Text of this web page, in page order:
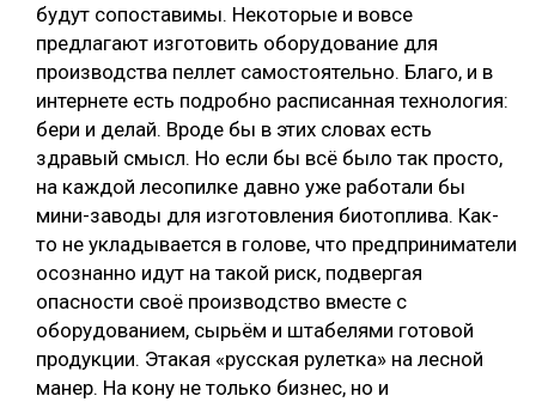
будут сопоставимы. Некоторые и вовсе
предлагают изготовить оборудование для
производства пеллет самостоятельно. Благо, и в
интернете есть подробно расписанная технология:
бери и делай. Вроде бы в этих словах есть
здравый смысл. Но если бы всё было так просто,
на каждой лесопилке давно уже работали бы
мини-заводы для изготовления биотоплива. Как-
то не укладывается в голове, что предприниматели
осознанно идут на такой риск, подвергая
опасности своё производство вместе с
оборудованием, сырьём и штабелями готовой
продукции. Этакая «русская рулетка» на лесной
манер. На кону не только бизнес, но и